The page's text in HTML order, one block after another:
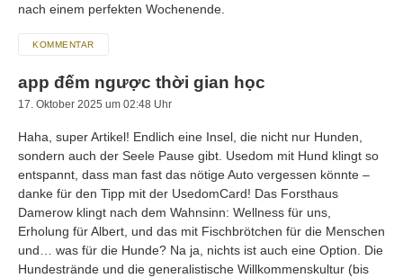
nach einem perfekten Wochenende.
KOMMENTAR
app đếm ngược thời gian học
17. Oktober 2025 um 02:48 Uhr
Haha, super Artikel! Endlich eine Insel, die nicht nur Hunden,
sondern auch der Seele Pause gibt. Usedom mit Hund klingt so
entspannt, dass man fast das nötige Auto vergessen könnte –
danke für den Tipp mit der UsedomCard! Das Forsthaus
Damerow klingt nach dem Wahnsinn: Wellness für uns,
Erholung für Albert, und das mit Fischbrötchen für die Menschen
und… was für die Hunde? Na ja, nichts ist auch eine Option. Die
Hundestrände und die generalistische Willkommenskultur (bis